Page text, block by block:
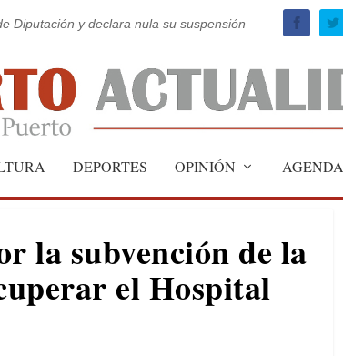
Diputación y declara nula su suspensión
DEPORTES OPINIÓN AGENDA
la subvención de la
el Hospital